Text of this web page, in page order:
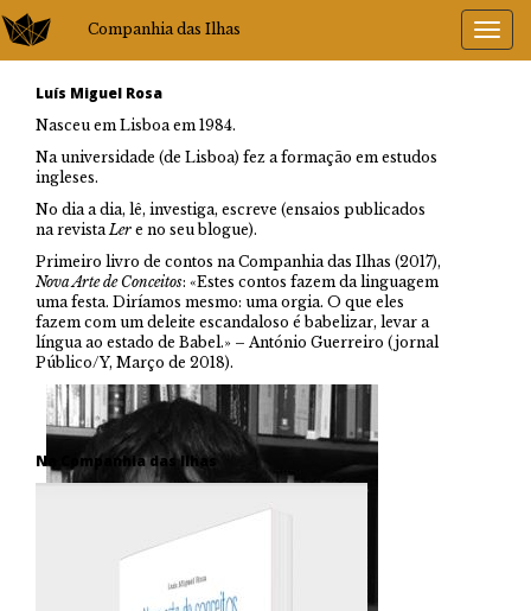
Companhia das Ilhas
Luís Miguel Rosa
Nasceu em Lisboa em 1984.
Na universidade (de Lisboa) fez a formação em estudos
ingleses.
No dia a dia, lê, investiga, escreve (ensaios publicados
na revistaLer e no seu blogue).
Primeiro livro de contos na Companhia das Ilhas (2017),
Nova Arte de Conceitos: «Estes contos fazem da linguagem
uma festa. Diríamos mesmo: uma orgia. O que eles
fazem com um deleite escandaloso é babelizar, levar a
língua ao estado de Babel.» – António Guerreiro (jornal
Público/Y, Março de 2018).
Na Companhia das Ilhas